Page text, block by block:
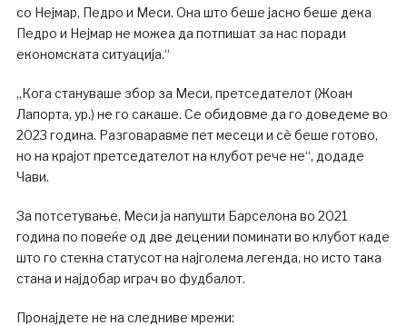
со Нејмар, Педро и Меси. Она што беше јасно беше дека
Педро и Нејмар не можеа да потпишат за нас поради
економската ситуација.“
„Кога стануваше збор за Меси, претседателот (Жоан
Лапорта, ур.) не го сакаше. Се обидовме да го доведеме во
2023 година. Разговаравме пет месеци и сè беше готово,
но на крајот претседателот на клубот рече не“, додаде
Чави.
За потсетување, Меси ја напушти Барселона во 2021
година по повеќе од две децении поминати во клубот каде
што го стекна статусот на најголема легенда, но исто така
стана и најдобар играч во фудбалот.
Пронајдете не на следниве мрежи: